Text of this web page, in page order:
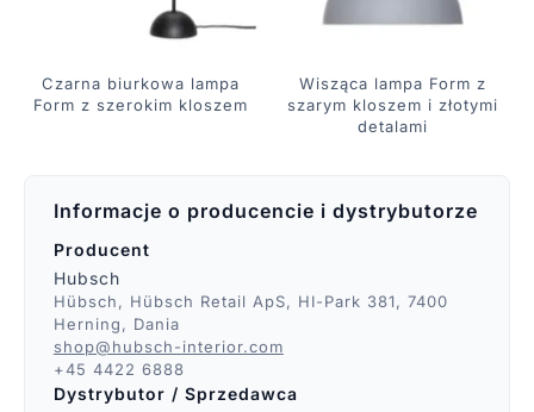
Czarna biurkowa lampa
Form z szerokim kloszem
Wisząca lampa Form z
szarym kloszem i złotymi
detalami
Informacje o producencie i dystrybutorze
Producent
Hubsch
Hübsch, Hübsch Retail ApS, HI-Park 381, 7400
Herning, Dania
shop@hubsch-interior.com
+45 4422 6888
Dystrybutor / Sprzedawca